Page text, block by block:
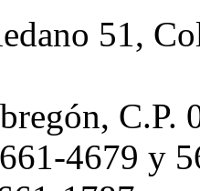
51,
C.P.
4679 y